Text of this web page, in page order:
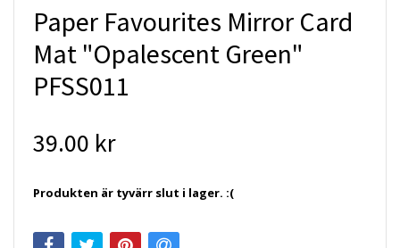
Paper Favourites Mirror Card
Mat "Opalescent Green"
PFSS011
39.00 kr
Produkten är tyvärr slut i lager. :(